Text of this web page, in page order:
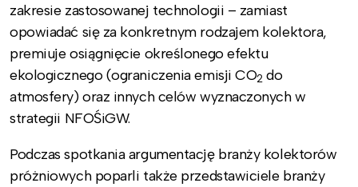
zakresie zastosowanej technologii – zamiast
opowiadać się za konkretnym rodzajem kolektora,
premiuje osiągnięcie określonego efektu
ekologicznego (ograniczenia emisji CO2 do
atmosfery) oraz innych celów wyznaczonych w
strategii NFOŚiGW.
Podczas spotkania argumentację branży kolektorów
próżniowych poparli także przedstawiciele branży